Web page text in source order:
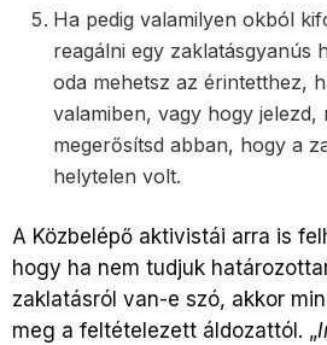
Ha pedig valamilyen okból
reagálni egy zaklatásgyanús
oda mehetsz az érintetthez,
valamiben, vagy hogy jelezd,
megerősítsd abban, hogy a
helytelen volt.
A Közbelépő aktivistái arra is
hogy ha nem tudjuk
zaklatásról van-e szó, akkor
meg a feltételezett áldozattól. „